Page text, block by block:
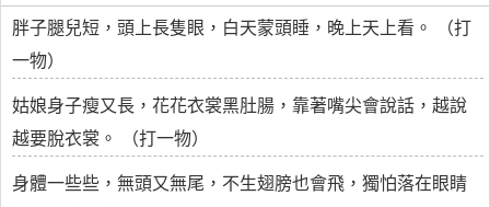
胖子腿兒短，頭上長隻眼，白天蒙頭睡，晚上天上看。 （打
一物）
姑娘身子瘦又長，花花衣裳黑肚腸，靠著嘴尖會說話，越說
越要脫衣裳。 （打一物）
身體一些些，無頭又無尾，不生翅膀也會飛，獨怕落在眼睛